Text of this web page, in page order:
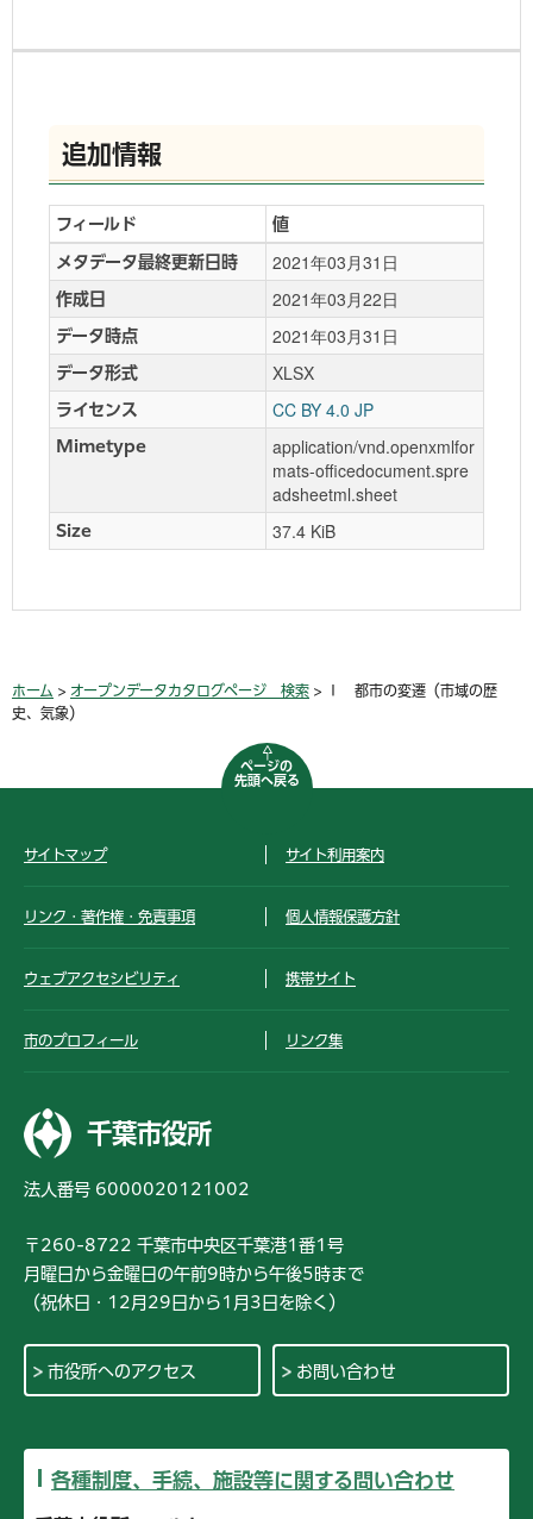
追加情報
フィールド 値
メタデータ最終更新日時 2021年03月31日
作成日 2021年03月22日
データ時点 2021年03月31日
データ形式 XLSX
ライセンス CC BY 4.0 JP
Mimetype
application/vnd.openxmlfor
mats-officedocument.spre
adsheetml.sheet
Size 37.4 KiB
ホーム > オープンデータカタログページ 検索 > Ⅰ 都市の変遷（市域の歴
史、気象）
ページの
先頭へ戻る
サイトマップ サイト利用案内
リンク・著作権・免責事項 個人情報保護方針
ウェブアクセシビリティ 携帯サイト
市のプロフィール リンク集
千葉市役所
法人番号 6000020121002
〒260-8722 千葉市中央区千葉港1番1号
月曜日から金曜日の午前9時から午後5時まで
（祝休日・12月29日から1月3日を除く）
市役所へのアクセス お問い合わせ
各種制度、手続、施設等に関する問い合わせ